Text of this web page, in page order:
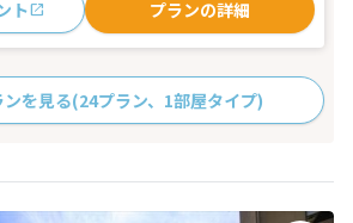
ト プランの詳細
ンを見る(24プラン、1部屋タイプ)